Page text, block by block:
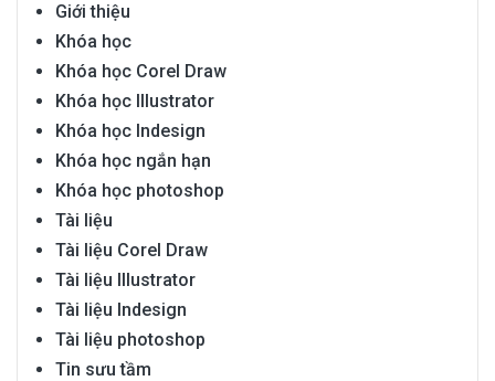
Giới thiệu
Khóa học
Khóa học Corel Draw
Khóa học Illustrator
Khóa học Indesign
Khóa học ngắn hạn
Khóa học photoshop
Tài liệu
Tài liệu Corel Draw
Tài liệu Illustrator
Tài liệu Indesign
Tài liệu photoshop
Tin sưu tầm